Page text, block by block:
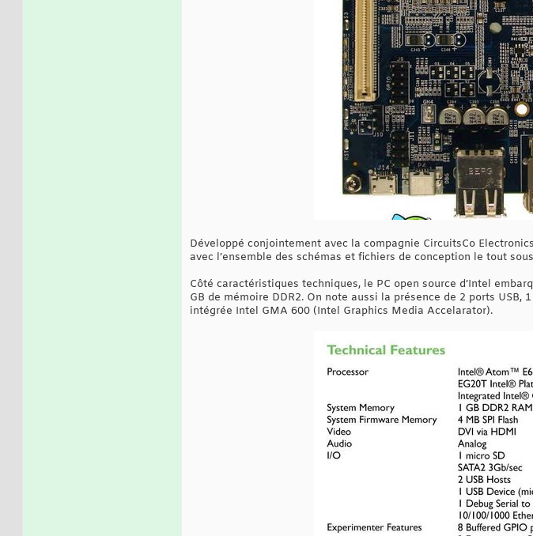
Développé conjointement avec la compagnie CircuitsCo
avec l’ensemble des schémas et fichiers de conception le tout
Côté caractéristiques techniques, le PC open source d’Intel
GB de mémoire DDR2. On note aussi la présence de 2 ports
intégrée Intel GMA 600 (Intel Graphics Media Accelarator).